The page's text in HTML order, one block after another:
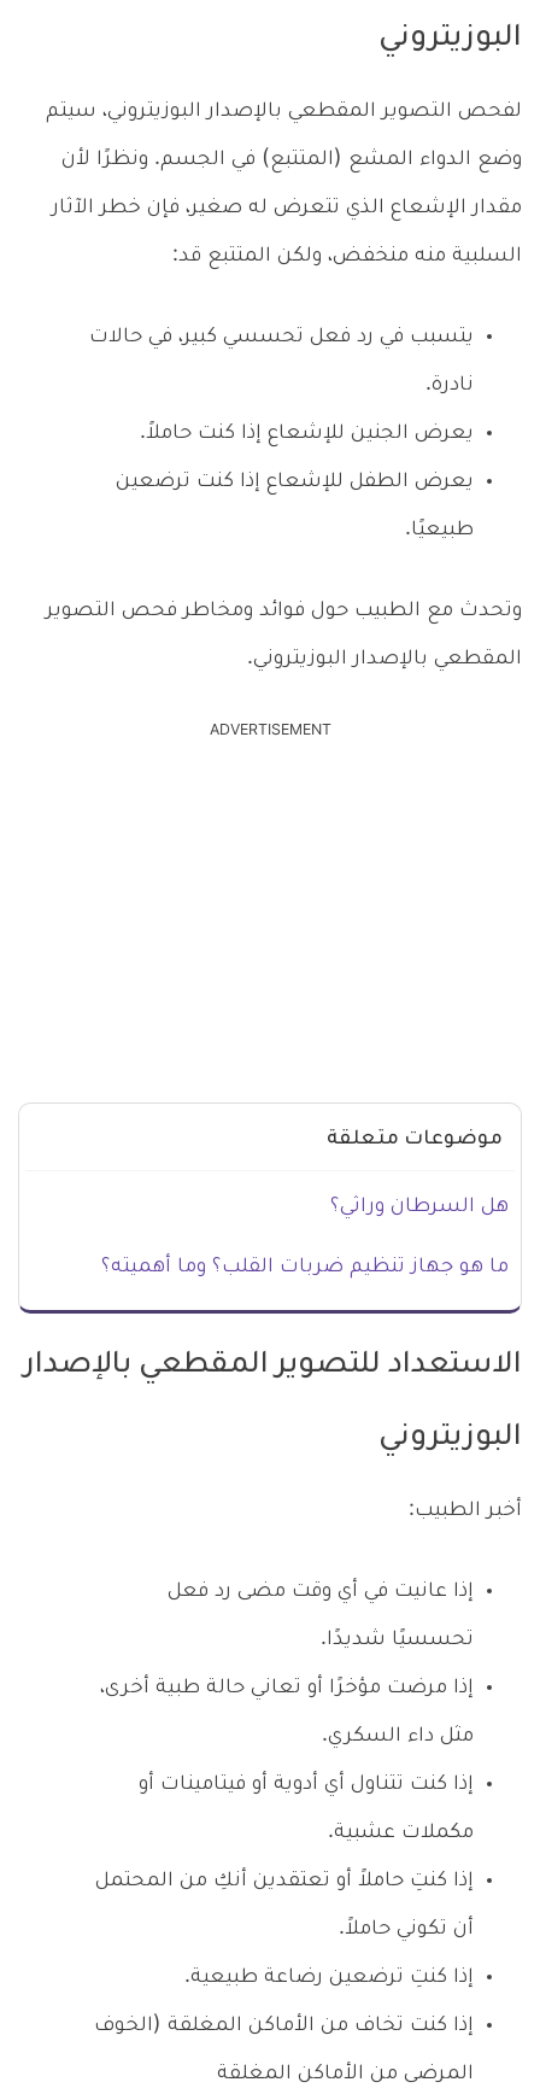
البوزيتروني
لفحص التصوير المقطعي بالإصدار البوزيتروني، سيتم
وضع الدواء المشع (المتتبع) في الجسم. ونظرًا لأن
مقدار الإشعاع الذي تتعرض له صغير، فإن خطر الآثار
السلبية منه منخفض، ولكن المتتبع قد:
يتسبب في رد فعل تحسسي كبير، في حالات
نادرة.
يعرض الجنين للإشعاع إذا كنت حاملاً.
يعرض الطفل للإشعاع إذا كنت ترضعين
طبيعيًا.
وتحدث مع الطبيب حول فوائد ومخاطر فحص التصوير
المقطعي بالإصدار البوزيتروني.
ADVERTISEMENT
موضوعات متعلقة
هل السرطان وراثي؟
ما هو جهاز تنظيم ضربات القلب؟ وما أهميته؟
الاستعداد للتصوير المقطعي بالإصدار
البوزيتروني
أخبر الطبيب:
إذا عانيت في أي وقت مضى رد فعل
تحسسيًا شديدًا.
إذا مرضت مؤخرًا أو تعاني حالة طبية أخرى،
مثل داء السكري.
إذا كنت تتناول أي أدوية أو فيتامينات أو
مكملات عشبية.
إذا كنتِ حاملاً أو تعتقدين أنكِ من المحتمل
أن تكوني حاملاً.
إذا كنتِ ترضعين رضاعة طبيعية.
إذا كنت تخاف من الأماكن المغلقة (الخوف
المرضى من الأماكن المغلقة